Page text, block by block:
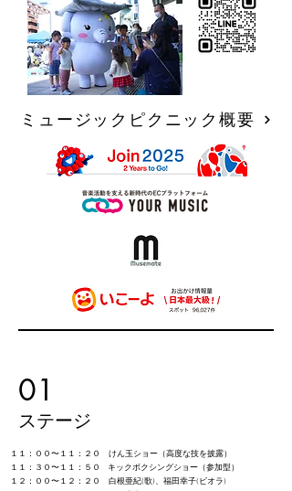
ミュージックピクニック概要
01
​ステージ
１１：００〜１１：２０ けん玉ショー（高度な技を披露）
１１：３０〜１１：５０ キックボクシングショー（参加型）
１２：００〜１２：２０ 白根亜紀(歌)、福田幸子(ビオラ)